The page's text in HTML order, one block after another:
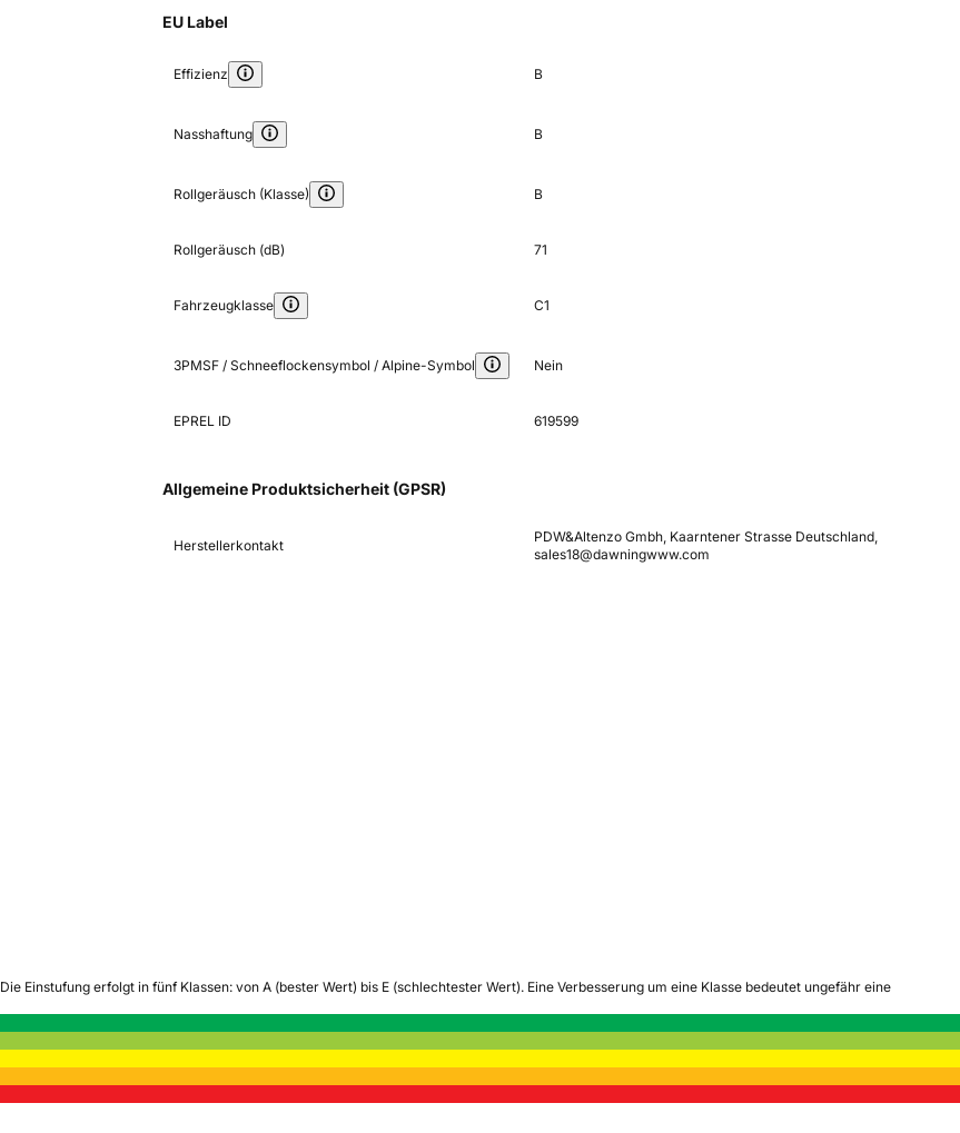
EU Label
Effizienz B
Nasshaftung B
Rollgeräusch (Klasse) B
Rollgeräusch (dB) 71
Fahrzeugklasse C1
3PMSF / Schneeflockensymbol / Alpine-Symbol Nein
EPREL ID 619599
Allgemeine Produktsicherheit (GPSR)
Herstellerkontakt
PDW&Altenzo Gmbh, Kaarntener Strasse Deutschland,
sales18@dawningwww.com
Die Einstufung erfolgt in fünf Klassen: von A (bester Wert) bis E (schlechtester Wert). Eine Verbesserung um eine Klasse bedeutet ungefähr eine